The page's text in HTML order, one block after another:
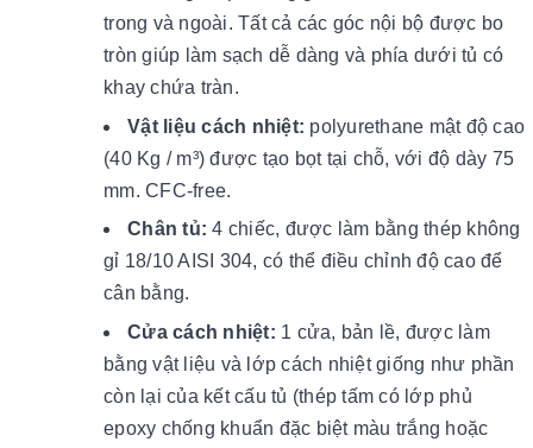
trong và ngoài. Tất cả các góc nội bộ được bo
tròn giúp làm sạch dễ dàng và phía dưới tủ có
khay chứa tràn.
Vật liệu cách nhiệt: polyurethane mật độ cao
(40 Kg / m³) được tạo bọt tại chỗ, với độ dày 75
mm. CFC-free.
Chân tủ: 4 chiếc, được làm bằng thép không
gỉ 18/10 AISI 304, có thể điều chỉnh độ cao để
cân bằng.
Cửa cách nhiệt: 1 cửa, bản lề, được làm
bằng vật liệu và lớp cách nhiệt giống như phần
còn lại của kết cấu tủ (thép tấm có lớp phủ
epoxy chống khuẩn đặc biệt màu trắng hoặc